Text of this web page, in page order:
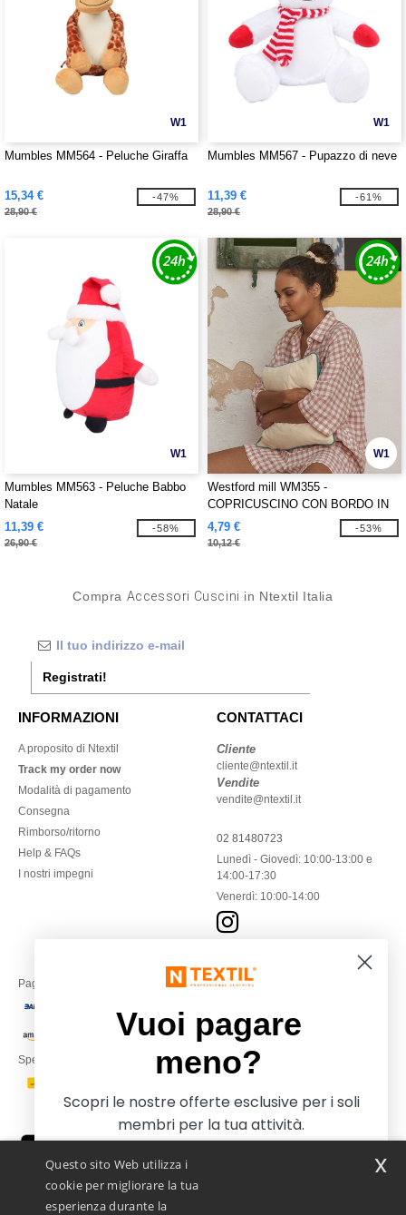
W1
Mumbles MM564 - Peluche Giraffa
15,34 €
28,90 €
-47%
W1
Mumbles MM567 - Pupazzo di neve
11,39 €
28,90 €
-61%
W1
Mumbles MM563 - Peluche Babbo
Natale
11,39 €
26,90 €
-58%
W1
Westford mill WM355 -
COPRICUSCINO CON BORDO IN
COTONE FAIRTRADE
4,79 €
10,12 €
-53%
Compra Accessori Cuscini in Ntextil Italia
Registrati!
INFORMAZIONI
A proposito di Ntextil
Track my order now
Modalità di pagamento
Consegna
Rimborso/ritorno
Help & FAQs
I nostri impegni
CONTATTACI
Cliente
cliente@ntextil.it
Vendite
vendite@ntextil.it
02 81480723
Lunedì - Giovedì: 10:00-13:00 e
14:00-17:30
Venerdì: 10:00-14:00
Paga con
Spediamo con
Questo sito Web utilizza i
cookie per migliorare la tua
esperienza durante la
x
Vuoi pagare
meno?
Scopri le nostre offerte esclusive per i soli
membri per la tua attività.